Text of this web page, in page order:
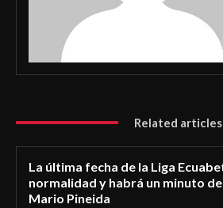
Related articles
La última fecha de la Liga
normalidad y habrá un minuto
Mario Pineida